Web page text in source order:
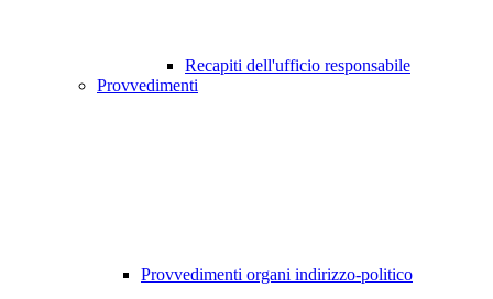
Recapiti dell'ufficio responsabile
Provvedimenti
Provvedimenti organi indirizzo-politico